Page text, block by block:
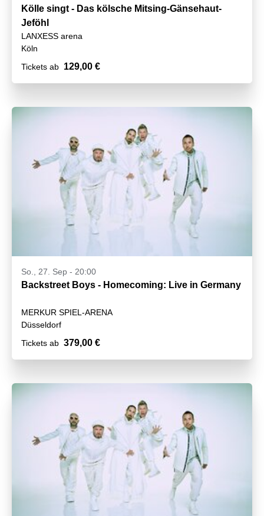
Kölle singt - Das kölsche Mitsing-Gänsehaut-
Jeföhl
LANXESS arena
Köln
Tickets ab 129,00 €
So., 27. Sep - 20:00
Backstreet Boys - Homecoming: Live in Germany
MERKUR SPIEL-ARENA
Düsseldorf
Tickets ab 379,00 €